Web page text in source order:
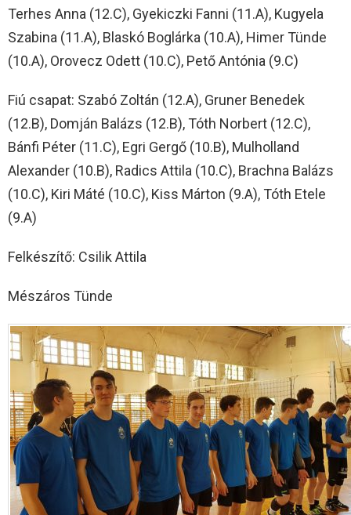
Terhes Anna (12.C), Gyekiczki Fanni (11.A), Kugyela
Szabina (11.A), Blaskó Boglárka (10.A), Himer Tünde
(10.A), Orovecz Odett (10.C), Pető Antónia (9.C)
Fiú csapat: Szabó Zoltán (12.A), Gruner Benedek
(12.B), Domján Balázs (12.B), Tóth Norbert (12.C),
Bánfi Péter (11.C), Egri Gergő (10.B), Mulholland
Alexander (10.B), Radics Attila (10.C), Brachna Balázs
(10.C), Kiri Máté (10.C), Kiss Márton (9.A), Tóth Etele
(9.A)
Felkészítő: Csilik Attila
Mészáros Tünde